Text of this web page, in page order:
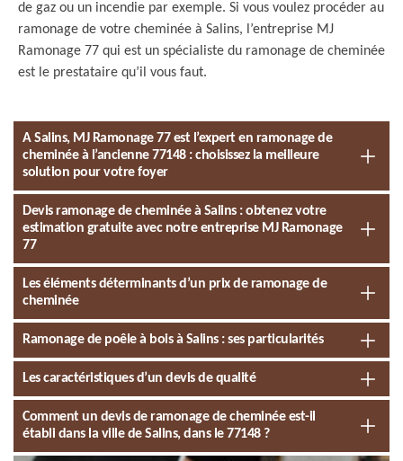
de gaz ou un incendie par exemple. Si vous voulez procéder au
ramonage de votre cheminée à Salins, l’entreprise MJ
Ramonage 77 qui est un spécialiste du ramonage de cheminée
est le prestataire qu’il vous faut.
A Salins, MJ Ramonage 77 est l’expert en ramonage de
cheminée à l’ancienne 77148 : choisissez la meilleure
solution pour votre foyer
Devis ramonage de cheminée à Salins : obtenez votre
estimation gratuite avec notre entreprise MJ Ramonage
77
Les éléments déterminants d’un prix de ramonage de
cheminée
Ramonage de poêle à bois à Salins : ses particularités
Les caractéristiques d’un devis de qualité
Comment un devis de ramonage de cheminée est-il
établi dans la ville de Salins, dans le 77148 ?